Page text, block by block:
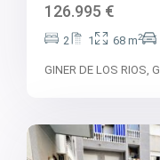
126.995 €
2 1 68 m2
GINER DE LOS RIOS,